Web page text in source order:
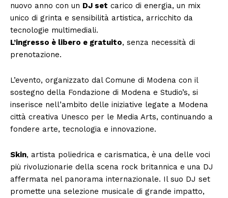
nuovo anno con un DJ set carico di energia, un mix
unico di grinta e sensibilità artistica, arricchito da
tecnologie multimediali.
L’ingresso è libero e gratuito, senza necessità di
prenotazione.
L’evento, organizzato dal Comune di Modena con il
sostegno della Fondazione di Modena e Studio’s, si
inserisce nell’ambito delle iniziative legate a Modena
città creativa Unesco per le Media Arts, continuando a
fondere arte, tecnologia e innovazione.
Skin, artista poliedrica e carismatica, è una delle voci
più rivoluzionarie della scena rock britannica e una DJ
affermata nel panorama internazionale. Il suo DJ set
promette una selezione musicale di grande impatto,